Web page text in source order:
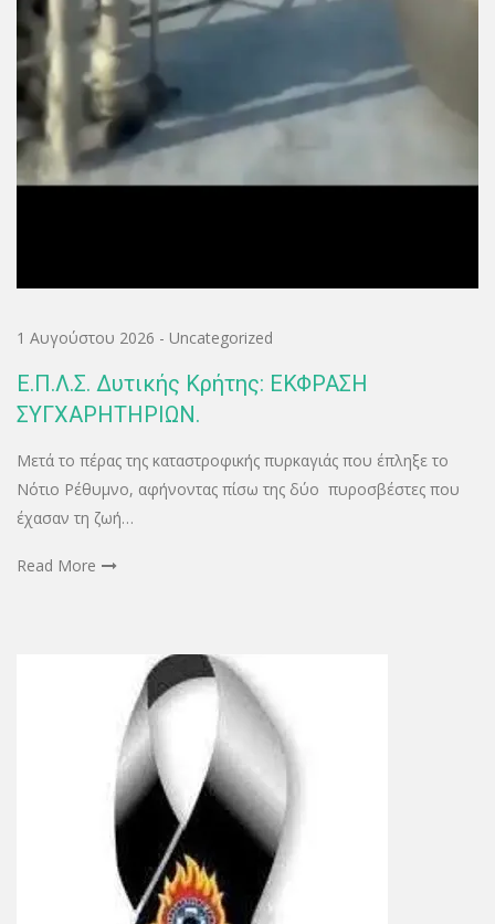
1 Αυγούστου 2026 - Uncategorized
Ε.Π.Λ.Σ. Δυτικής Κρήτης: ΕΚΦΡΑΣΗ
ΣΥΓΧΑΡΗΤΗΡΙΩΝ.
Μετά το πέρας της καταστροφικής πυρκαγιάς που έπληξε το
Νότιο Ρέθυμνο, αφήνοντας πίσω της δύο πυροσβέστες που
έχασαν τη ζωή…
Read More